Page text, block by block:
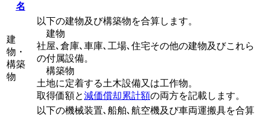
名
建
物・
構築
物
以下の建物及び構築物を合算します。
建物
社屋､倉庫､車庫､工場､住宅その他の建物及びこれら
の付属設備。
構築物
土地に定着する土木設備又は工作物。
取得価額と減価償却累計額の両方を記載します。
以下の機械装置､船舶､航空機及び車両運搬具を合算